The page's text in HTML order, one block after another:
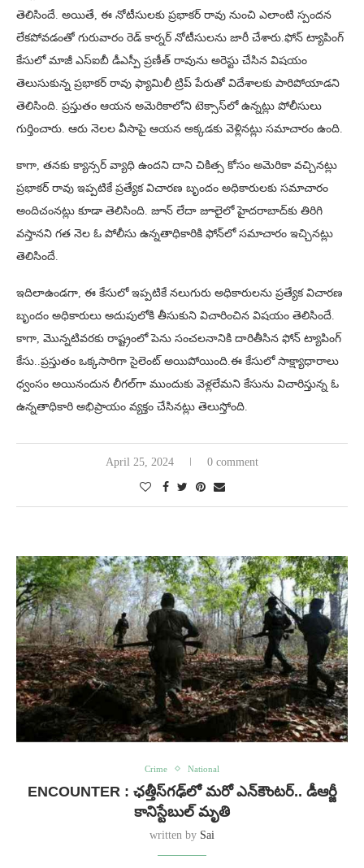
తెలిసిందే. అయితే, ఈ నోటీసులకు ప్రభాకర్ రావు నుంచి ఎలాంటి స్పందన
లేకపోవడంతో గురువారం రెడ్ కార్నర్ నోటీసులను జారీ చేశారు.ఫోన్ ట్యాపింగ్
కేసులో మాజీ ఎస్ఐబీ డీఎస్పీ ప్రణీత్ రావును అరెస్టు చేసిన విషయం
తెలుసుకున్న ప్రభాకర్ రావు ఫ్యామిలీ ట్రిప్ పేరుతో విదేశాలకు పారిపోయాడని
తెలిసింది. ప్రస్తుతం ఆయన అమెరికాలోని టెక్సాస్‌లో ఉన్నట్లు పోలీసులు
గుర్తించారు. ఆరు నెలల వీసాపై ఆయన అక్కడకు వెళ్లినట్లు సమాచారం ఉంది.
కాగా, తనకు క్యాన్సర్ వ్యాధి ఉందని దాని చికిత్స కోసం అమెరికా వచ్చినట్లు
ప్రభాకర్ రావు ఇప్పటికే ప్రత్యేక విచారణ బృందం అధికారులకు సమాచారం
అందిచంనట్లు కూడా తెలిసింది. జూన్ లేదా జూలై‌లో హైదరాబాద్‌కు తిరిగి
వస్తానని గత నెల ఓ పోలీసు ఉన్నతాధికారికి ఫోన్‌లో సమాచారం ఇచ్చినట్లు
తెలిసిందే.
ఇదిలాఉండగా, ఈ కేసులో ఇప్పటికే నలుగురు అధికారులను ప్రత్యేక విచారణ
బృందం అధికారులు అదుపులోకి తీసుకుని విచారించిన విషయం తెలిసిందే.
కాగా, మొన్నటివరకు రాష్ట్రంలో పెను సంచలనానికి దారితీసిన ఫోన్ ట్యాపింగ్
కేసు..ప్రస్తుతం ఒక్కసారిగా సైలెంట్ అయిపోయింది.ఈ కేసులో సాక్ష్యాధారాలు
ధ్వంసం అయినందున లీగల్‌గా ముందుకు వెళ్లలేమని కేసును విచారిస్తున్న ఓ
ఉన్నతాధికారి అభిప్రాయం వ్యక్తం చేసినట్లు తెలుస్తోంది.
April 25, 2024 0 comment
Crime National
ENCOUNTER : ఛత్తీస్‌గఢ్‌లో మరో ఎన్‌‌కౌంటర్.. డీఆర్జీ
కానిస్టేబుల్ మృతి
written by Sai